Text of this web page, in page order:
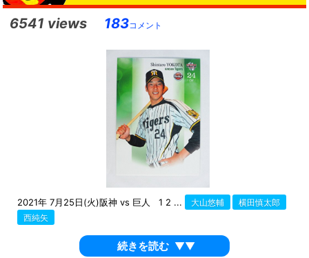
6541 views 183コメント
2021年 7月25日(火)阪神 vs 巨人 1 2 ... 大山悠輔
横田慎太郎
西純矢
続きを読む ▼▼